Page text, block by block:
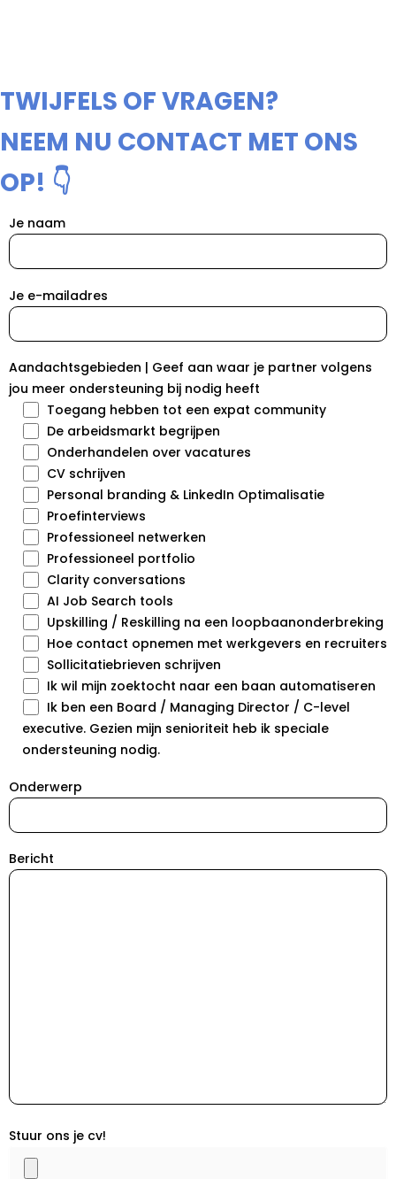
TWIJFELS OF VRAGEN?
NEEM NU CONTACT MET ONS
OP! 👇
Je naam
Je e-mailadres
Aandachtsgebieden | Geef aan waar je partner volgens
jou meer ondersteuning bij nodig heeft
Toegang hebben tot een expat community
De arbeidsmarkt begrijpen
Onderhandelen over vacatures
CV schrijven
Personal branding & LinkedIn Optimalisatie
Proefinterviews
Professioneel netwerken
Professioneel portfolio
Clarity conversations
AI Job Search tools
Upskilling / Reskilling na een loopbaanonderbreking
Hoe contact opnemen met werkgevers en recruiters
Sollicitatiebrieven schrijven
Ik wil mijn zoektocht naar een baan automatiseren
Ik ben een Board / Managing Director / C-level
executive. Gezien mijn senioriteit heb ik speciale
ondersteuning nodig.
Onderwerp
Bericht
Stuur ons je cv!